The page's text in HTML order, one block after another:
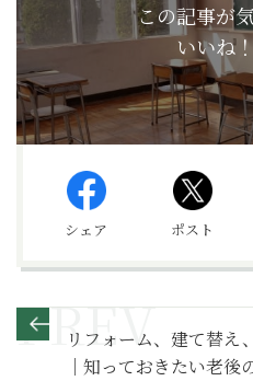
この記事が
いいね
シェア ポスト
リフォーム、建て替え
｜知っておきたい老後